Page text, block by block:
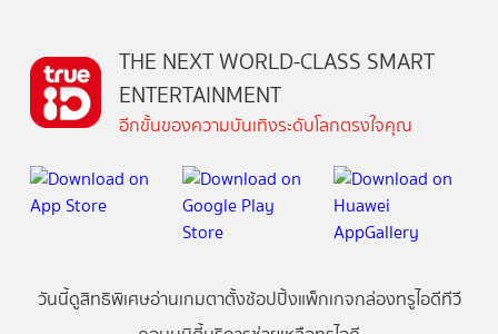
THE NEXT WORLD-CLASS SMART
ENTERTAINMENT
อีกขั้นของความบันเทิงระดับโลกตรงใจคุณ
วันนี้ดูสิทธิพิเศษอ่านเกมตาตั้งช้อปปิ้งแพ็กเกจกล่องทรูไอดีทีวี